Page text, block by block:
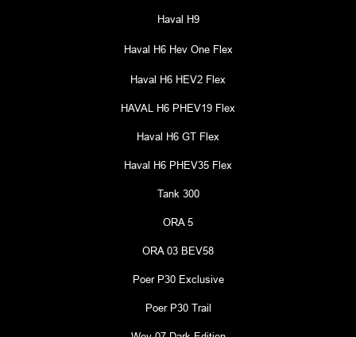
Haval H9
Haval H6 Hev One Flex
Haval H6 HEV2 Flex
HAVAL H6 PHEV19 Flex
Haval H6 GT Flex
Haval H6 PHEV35 Flex
Tank 300
ORA 5
ORA 03 BEV58
Poer P30 Exclusive
Poer P30 Trail